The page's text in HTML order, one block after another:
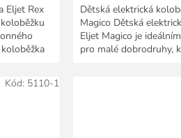
Eljet Rex
Dětská elektrická
Magico Dětská
Eljet Magico je
pro malé dobrodruhy,
Kód: 5110-1